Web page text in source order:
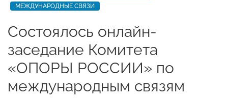
МЕЖДУНАРОДНЫЕ СВЯЗИ
Состоялось онлайн-
заседание Комитета
«ОПОРЫ РОССИИ» по
международным связям